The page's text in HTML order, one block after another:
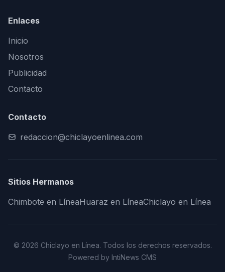
Enlaces
Inicio
Nosotros
Publicidad
Contacto
Contacto
redaccion@chiclayoenlinea.com
Sitios Hermanos
Chimbote en LíneaHuaraz en LíneaChiclayo en Línea
© 2026 Chiclayo en Línea. Todos los derechos reservados.
Powered by IntiNews CMS